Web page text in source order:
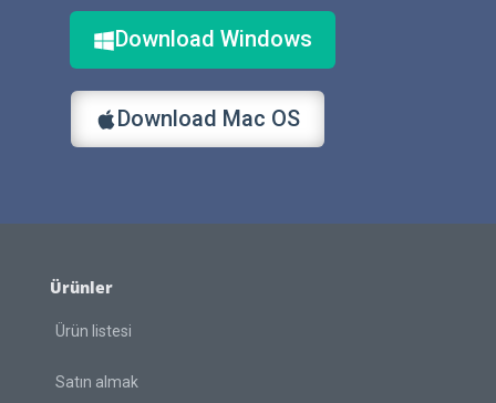
Download Windows
Download Mac OS
Ürünler
Ürün listesi
Satın almak